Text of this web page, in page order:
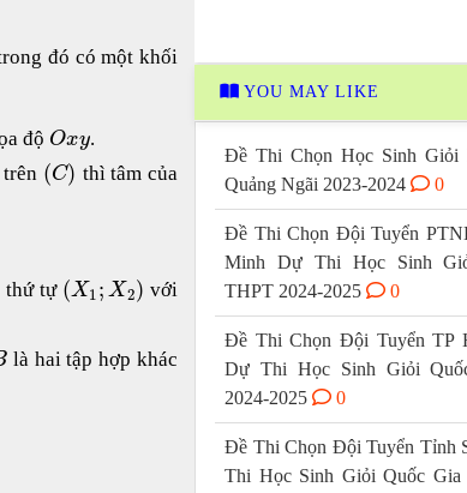
đó có một khối
độ Oxy.
(C) thì tâm của
thứ tự (X1; X2) với
là hai tập hợp khác
YOU MAY LIKE
Đề Thi Chọn Học Sinh Giỏi
Quảng Ngãi 2023-2024
0
Đề Thi Chọn Đội Tuyển
Minh Dự Thi Học Sinh
THPT 2024-2025
0
Đề Thi Chọn Đội Tuyển TP
Dự Thi Học Sinh Giỏi
2024-2025
0
Đề Thi Chọn Đội Tuyển Tỉnh
Thi Học Sinh Giỏi Quốc Gia